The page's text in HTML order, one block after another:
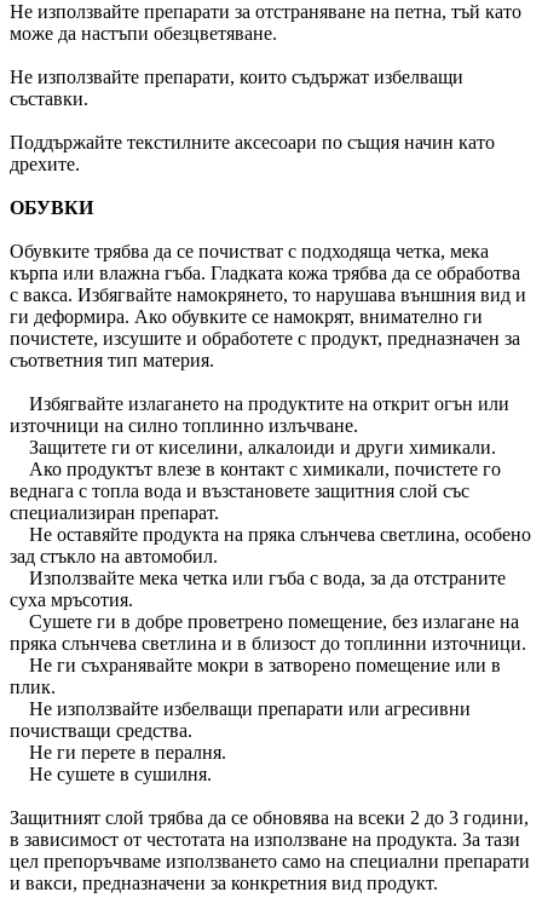
Не използвайте препарати за отстраняване на петна, тъй като
може да настъпи обезцветяване.
Не използвайте препарати, които съдържат избелващи
съставки.
Поддържайте текстилните аксесоари по същия начин като
дрехите.
ОБУВКИ
Обувките трябва да се почистват с подходяща четка, мека
кърпа или влажна гъба. Гладката кожа трябва да се обработва
с вакса. Избягвайте намокрянето, то нарушава външния вид и
ги деформира. Ако обувките се намокрят, внимателно ги
почистете, изсушите и обработете с продукт, предназначен за
съответния тип материя.
Избягвайте излагането на продуктите на открит огън или
източници на силно топлинно излъчване.
Защитете ги от киселини, алкалоиди и други химикали.
Ако продуктът влезе в контакт с химикали, почистете го
веднага с топла вода и възстановете защитния слой със
специализиран препарат.
Не оставяйте продукта на пряка слънчева светлина, особено
зад стъкло на автомобил.
Използвайте мека четка или гъба с вода, за да отстраните
суха мръсотия.
Сушете ги в добре проветрено помещение, без излагане на
пряка слънчева светлина и в близост до топлинни източници.
Не ги съхранявайте мокри в затворено помещение или в
плик.
Не използвайте избелващи препарати или агресивни
почистващи средства.
Не ги перете в пералня.
Не сушете в сушилня.
Защитният слой трябва да се обновява на всеки 2 до 3 години,
в зависимост от честотата на използване на продукта. За тази
цел препоръчваме използването само на специални препарати
и вакси, предназначени за конкретния вид продукт.